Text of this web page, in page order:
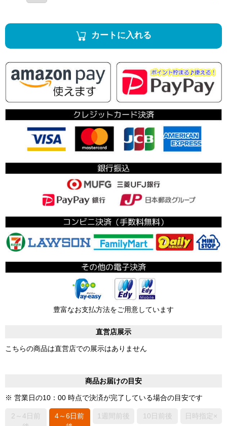
カートに入れる
豊富なお支払方法をご用意しています
直営店展示
こちらの商品は直営店での展示はありません
商品お届けの目安
※ 営業日の10：00 時点で決済が完了している場合の目安です
2～4日前
4～6日前
1週間前後 10日前後 日時指定×